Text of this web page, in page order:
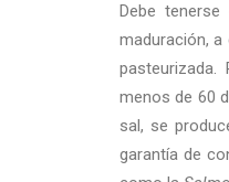
Debe
maduración,
menos de 60
sal, se
garantía de